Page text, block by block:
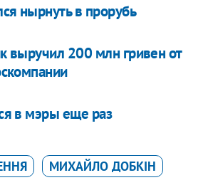
нырнуть в прорубь
выручил 200 млн гривен от
в мэры еще раз
МИХАЙЛО ДОБКІН